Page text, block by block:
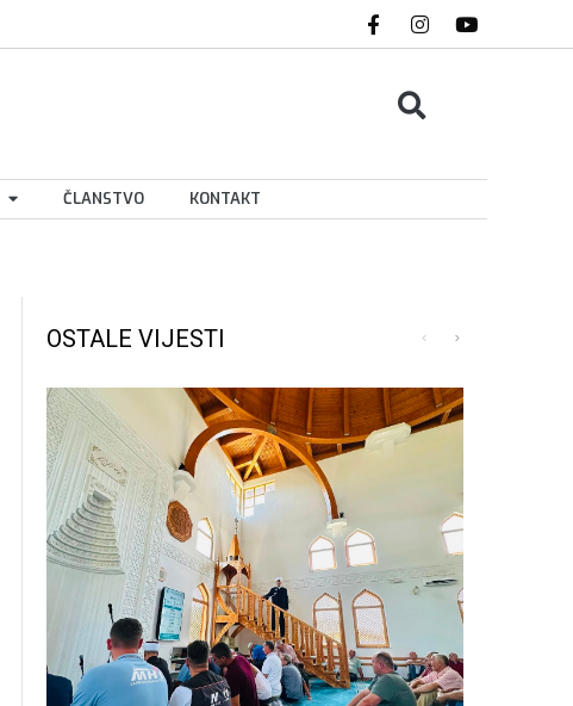
ČLANSTVO KONTAKT
OSTALE VIJESTI